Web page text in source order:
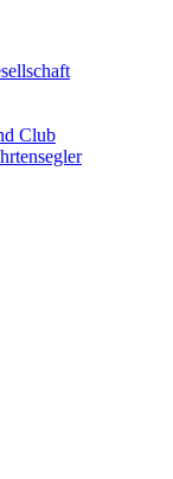
Club